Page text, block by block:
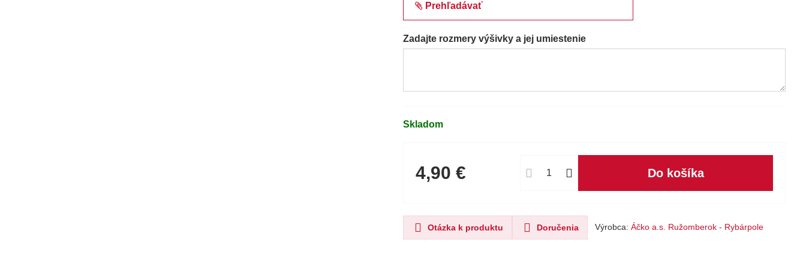
Prehľadávať
Zadajte rozmery výšivky a jej umiestenie
Skladom
4,90 € Do košíka
Otázka k produktu Doručenia Výrobca: Áčko a.s. Ružomberok - Rybárpole